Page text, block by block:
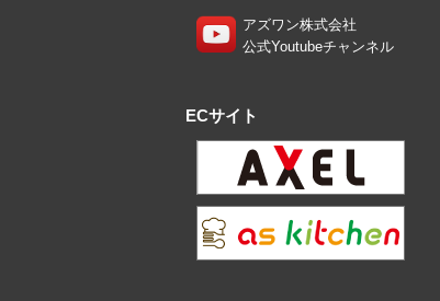
アズワン株式会社
公式Youtubeチャンネル
ECサイト